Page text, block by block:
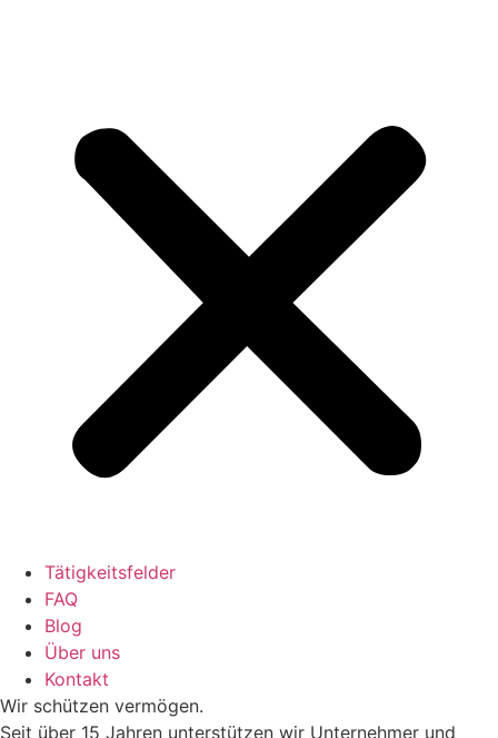
Tätigkeitsfelder
FAQ
Blog
Über uns
Kontakt
Wir schützen vermögen.
Seit über 15 Jahren unterstützen wir Unternehmer und